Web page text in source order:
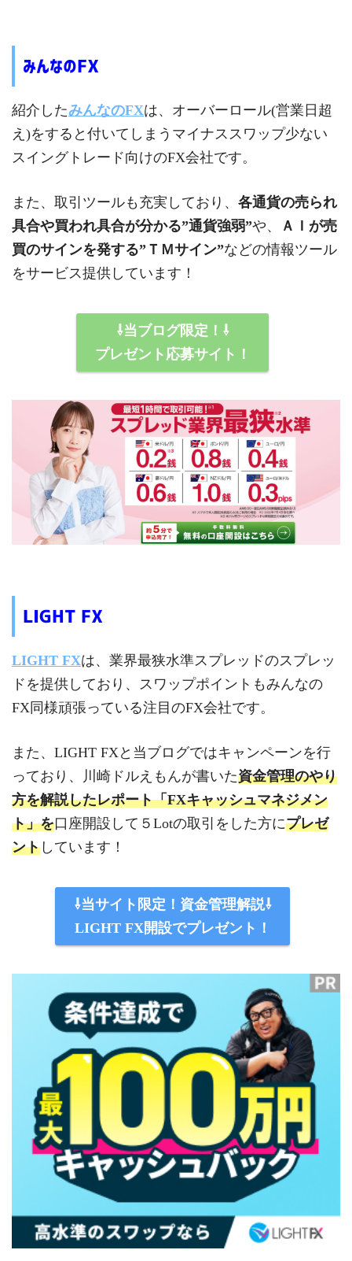
みんなのFX
紹介したみんなのFXは、オーバーロール(営業日超
え)をすると付いてしまうマイナススワップ少ない
スイングトレード向けのFX会社です。
また、取引ツールも充実しており、 各通貨の売られ
具合や買われ具合が分かる”通貨強弱”や、
ＡＩが売
買のサインを発する”ＴＭサイン”などの情報ツール
をサービス提供しています！
⇩当ブログ限定！⇩
プレゼント応募サイト！
LIGHT FX
LIGHT FXは、業界最狭水準スプレッドのスプレッ
ドを提供しており、スワップポイントもみんなの
FX同様頑張っている注目のFX会社です。
また、LIGHT FXと当ブログではキャンペーンを行
っており、川崎ドルえもんが書いた資金管理のやり
方を解説したレポート「FXキャッシュマネジメン
ト」を口座開設して５Lotの取引をした方にプレゼ
ント しています！
⇩当サイト限定！資金管理解説⇩
LIGHT FX開設でプレゼント！